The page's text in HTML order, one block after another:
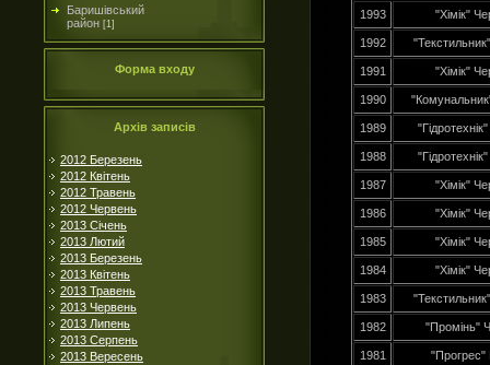
Баришівський
район [1]
Форма входу
Архів записів
2012 Березень
2012 Квітень
2012 Травень
2012 Червень
2013 Січень
2013 Лютий
2013 Березень
2013 Квітень
2013 Травень
2013 Червень
2013 Липень
2013 Серпень
2013 Вересень
1993 "Хімік"
1992 "Текстильник"
1991 "Хімік"
1990 "Комунальник"
1989 "Гідротехнік"
1988 "Гідротехнік"
1987 "Хімік"
1986 "Хімік"
1985 "Хімік"
1984 "Хімік"
1983 "Текстильник"
1982 "Промінь"
1981 "Прогрес"